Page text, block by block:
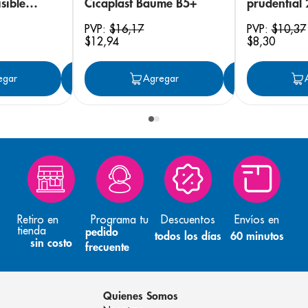
Agregar
Cicaplast Baume B5+
PVP:$16,17
$12,94
Agregar
prudential
PVP:$10,37
$8,30
Retiro en
tienda
sin costo
Programa tu
pedido
frecuente
Descuentos
todos los días
Envíos en
60 minutos
Quienes Somos